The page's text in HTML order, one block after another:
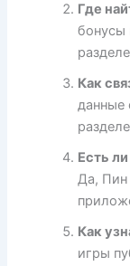
Где
бонусы
Как
данные
Есть
Да, Пин
Как
игры